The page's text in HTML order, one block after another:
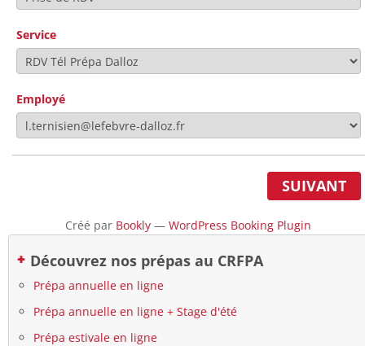
Service
Employé
SUIVANT
Créé par Bookly —WordPress Booking Plugin
Découvrez nos prépas au CRFPA
Prépa annuelle en ligne
Prépa annuelle en ligne + Stage d'été
Prépa estivale en ligne